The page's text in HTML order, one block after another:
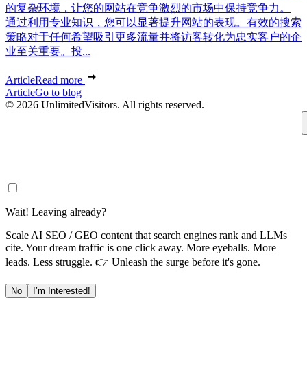
的复杂环境，让您的网站在竞争激烈的市场中保持竞争力。
通过利用专业知识，您可以显著提升网站的表现。有效的搜索
策略对于任何希望吸引更多流量并将访客转化为忠实客户的企
业至关重要。投...
ArticleRead more
ArticleGo to blog
© 2026 UnlimitedVisitors. All rights reserved.
Wait! Leaving already?
Scale AI SEO / GEO content that search engines rank and LLMs
cite. Your dream traffic is one click away. More eyeballs. More
leads. Less struggle. 👉 Unleash the surge before it's gone.
No I’m Interested!